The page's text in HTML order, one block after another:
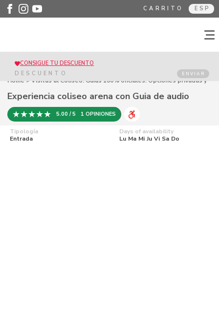
ESP
CARRITO
CONSIGUE TU DESCUENTO
ENVIAR
Home > Visitas al Coliseo. Guías 100% oficiales. Opciones privadas y
Experiencia coliseo arena con Guia de audio
5.00 / 5 1 OPINIONES
Days of availability
Lu Ma Mi Ju Vi Sa Do
Tipología
Entrada